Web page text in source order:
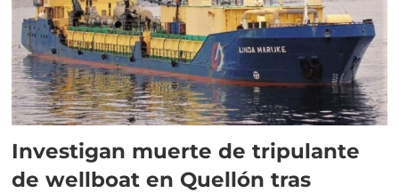
Investigan muerte de tripulante
de wellboat en Quellón tras